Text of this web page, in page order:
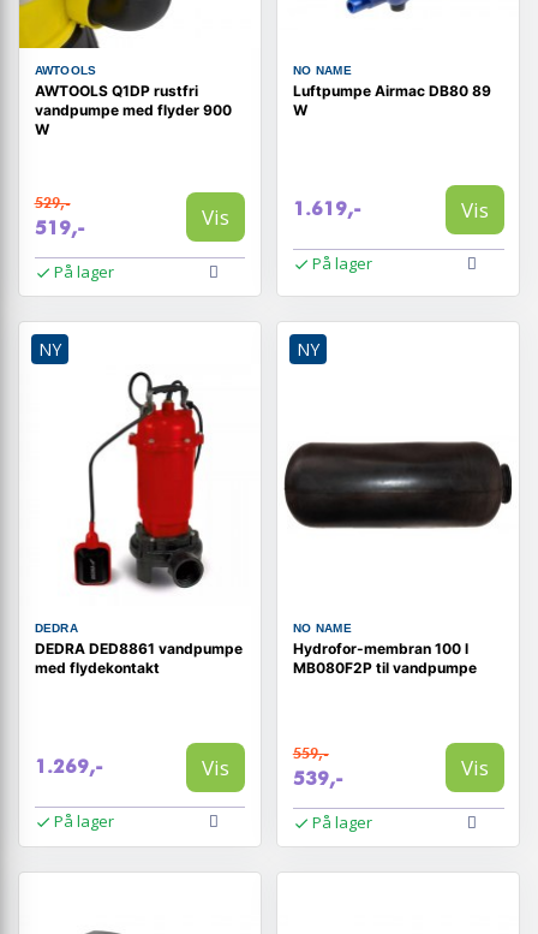
AWTOOLS
AWTOOLS Q1DP rustfri
vandpumpe med flyder 900
W
529,-
519,- Vis
På lager
NO NAME
Luftpumpe Airmac DB80 89
W
1.619,- Vis
På lager
NY
DEDRA
DEDRA DED8861 vandpumpe
med flydekontakt
1.269,- Vis
På lager
NY
NO NAME
Hydrofor-membran 100 l
MB080F2P til vandpumpe
559,-
539,- Vis
På lager